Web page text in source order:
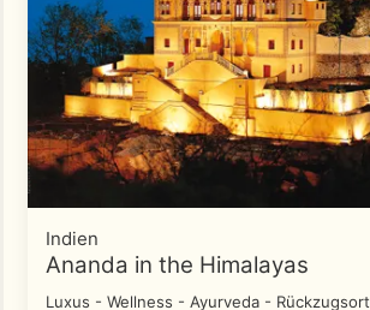
Indien
Ananda in the Himalayas
Luxus - Wellness - Ayurveda - Rückzugsort